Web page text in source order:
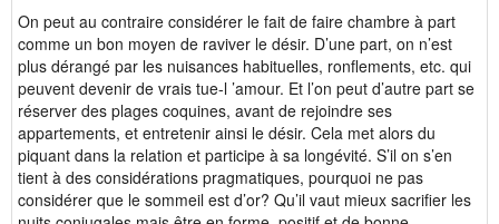
On peut au contraire considérer le fait de faire chambre à part
comme un bon moyen de raviver le désir. D’une part, on n’est
plus dérangé par les nuisances habituelles, ronflements, etc. qui
peuvent devenir de vrais tue-l ’amour. Et l’on peut d’autre part se
réserver des plages coquines, avant de rejoindre ses
appartements, et entretenir ainsi le désir. Cela met alors du
piquant dans la relation et participe à sa longévité. S’il on s’en
tient à des considérations pragmatiques, pourquoi ne pas
considérer que le sommeil est d’or? Qu’il vaut mieux sacrifier les